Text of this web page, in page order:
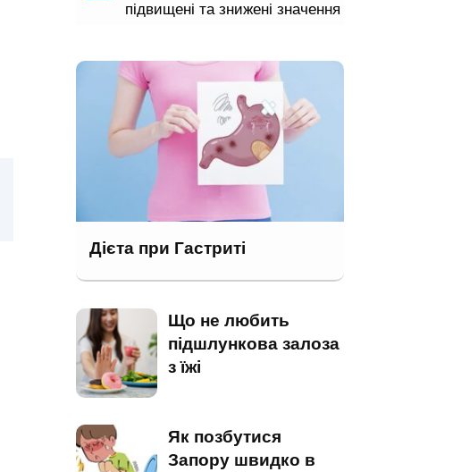
підвищені та знижені значення
Дієта при Гастриті
Що не любить
підшлункова залоза
з їжі
Як позбутися
Запору швидко в